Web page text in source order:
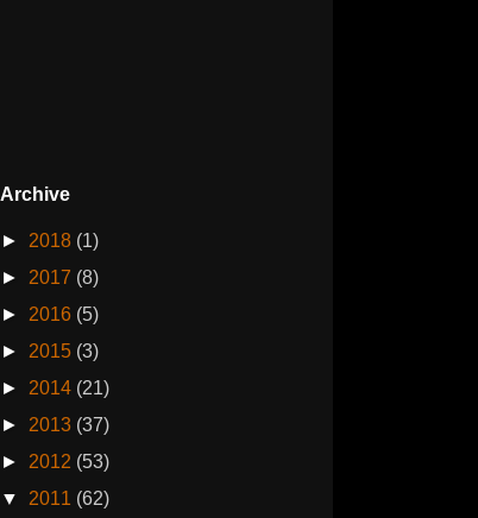
Archive
► 2018 (1)
► 2017 (8)
► 2016 (5)
► 2015 (3)
► 2014 (21)
► 2013 (37)
► 2012 (53)
▼ 2011 (62)